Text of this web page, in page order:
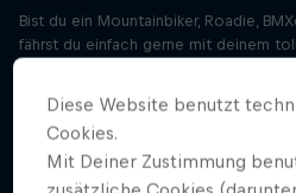
Bist du ein Mountainbiker, Roadie,
fährst du einfach gerne mit deinem
Payson McElveen
Staffel 1 Episode 1
Diese Website benutzt
Cookies.
Mit Deiner Zustimmung